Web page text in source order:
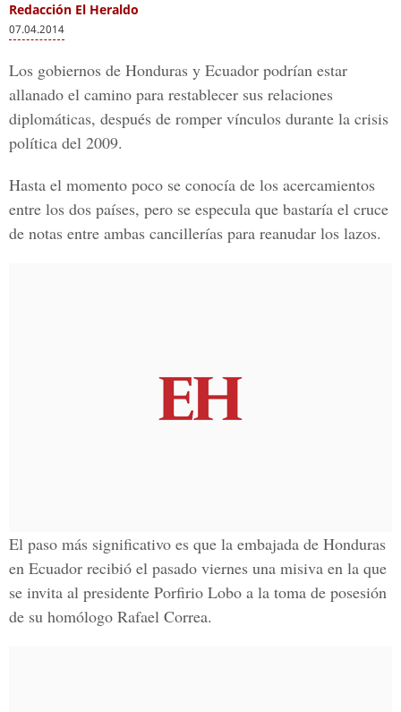
Redacción El Heraldo
07.04.2014
Los gobiernos de Honduras y Ecuador podrían estar
allanado el camino para restablecer sus relaciones
diplomáticas, después de romper vínculos durante la crisis
política del 2009.
Hasta el momento poco se conocía de los acercamientos
entre los dos países, pero se especula que bastaría el cruce
de notas entre ambas cancillerías para reanudar los lazos.
El paso más significativo es que la embajada de Honduras
en Ecuador recibió el pasado viernes una misiva en la que
se invita al presidente Porfirio Lobo a la toma de posesión
de su homólogo Rafael Correa.